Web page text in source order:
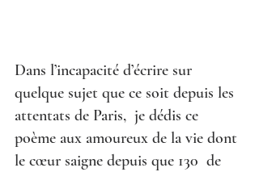
Dans l’incapacité d’écrire sur
quelque sujet que ce soit depuis les
attentats de Paris,  je dédis ce
poème aux amoureux de la vie dont
le cœur saigne depuis que 130  de